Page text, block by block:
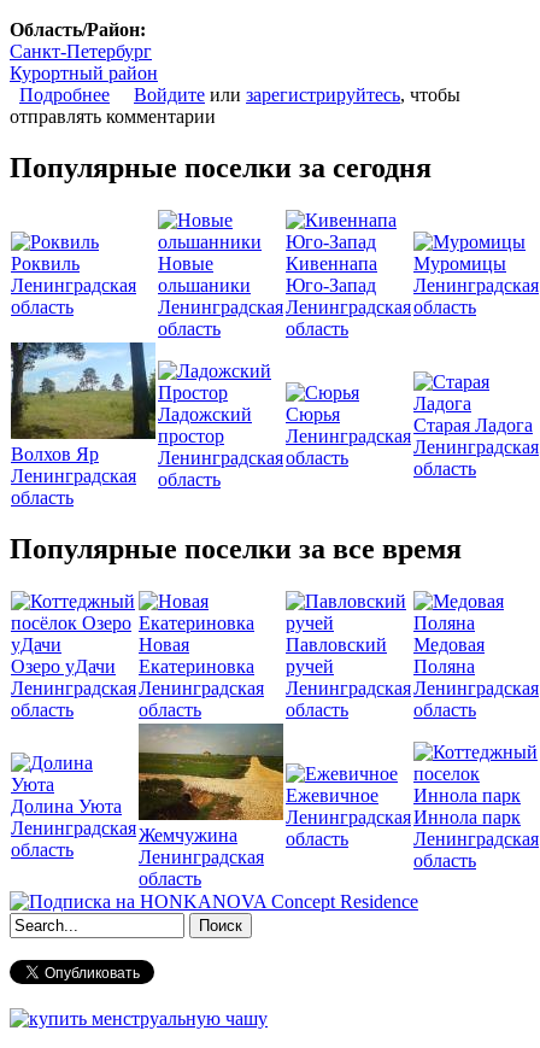
Область/Район:
Санкт-Петербург
Курортный район
Подробнее о Коттеджный поселок «HONKANOVA Concept
Residence»
Войдите или зарегистрируйтесь, чтобы
отправлять комментарии
Популярные поселки за сегодня
Роквиль
Ленинградская
область
Новые
ольшаники
Ленинградская
область
Кивеннапа
Юго-Запад
Ленинградская
область
Муромицы
Ленинградская
область
Волхов Яр
Ленинградская
область
Ладожский
простор
Ленинградская
область
Сюрья
Ленинградская
область
Старая Ладога
Ленинградская
область
Популярные поселки за все время
Озеро уДачи
Ленинградская
область
Новая
Екатериновка
Ленинградская
область
Павловский
ручей
Ленинградская
область
Медовая
Поляна
Ленинградская
область
Долина Уюта
Ленинградская
область
Жемчужина
Ленинградская
область
Ежевичное
Ленинградская
область
Иннола парк
Ленинградская
область
Форма поиска